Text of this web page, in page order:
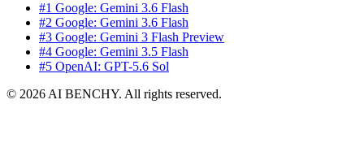
#1 Google: Gemini 3.6 Flash
#2 Google: Gemini 3.6 Flash
#3 Google: Gemini 3 Flash Preview
#4 Google: Gemini 3.5 Flash
#5 OpenAI: GPT-5.6 Sol
© 2026 AI BENCHY. All rights reserved.